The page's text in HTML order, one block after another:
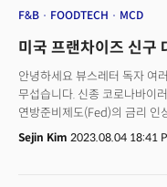
(Luxe Cravings Box)'로 할인
F&B FOODTECH MCD
미국 프랜차이즈 신구
안녕하세요 뷰스레터 독자 여
무섭습니다. 신종 코로나바이
연방준비제도(Fed)의 금리 인
국가가 바꾸기 어렵죠. 이때 미
자세인 것 같습니다. -미국 억
Sejin Kim 2023.08.04 18:41